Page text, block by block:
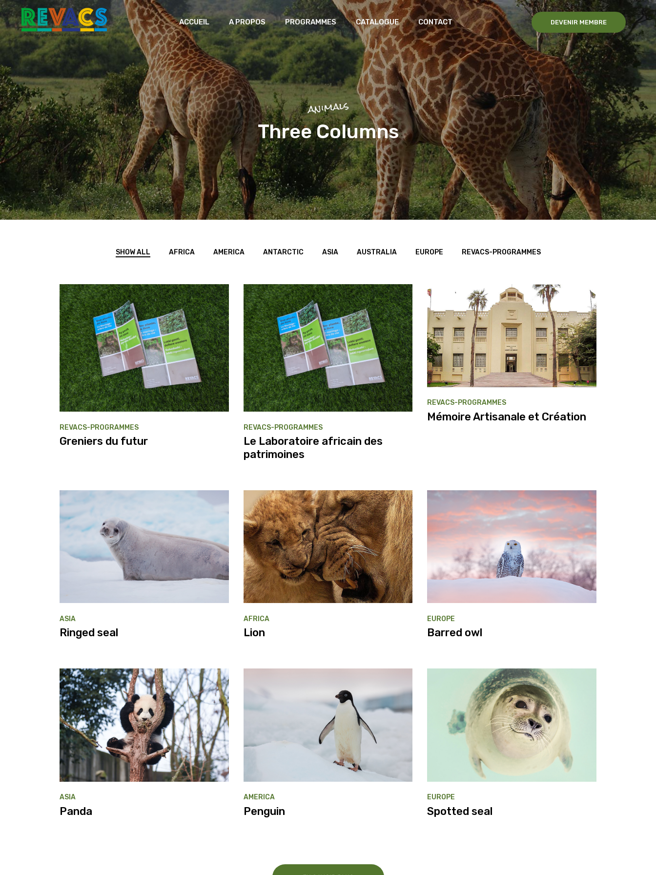
ACCUEIL A PROPOS PROGRAMMES
Laboratoire africain des
patrimoines
Greniers du futur
Mémoire Artisanale et Création
CATALOGUE CONTACT DEVENIR MEMBRE
animals
Three Columns
SHOW ALL AFRICA AMERICA ANTARCTIC ASIA AUSTRALIA EUROPE REVACS-PROGRAMMES
REVACS-PROGRAMMES
Greniers du futur
REVACS-PROGRAMMES
Le Laboratoire africain des
patrimoines
REVACS-PROGRAMMES
Mémoire Artisanale et Création
ASIA
Ringed seal
AFRICA
Lion
EUROPE
Barred owl
ASIA
Panda
AMERICA
Penguin
EUROPE
Spotted seal